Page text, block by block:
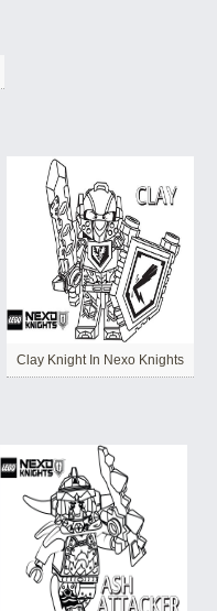
Clay Knight In Nexo Knights